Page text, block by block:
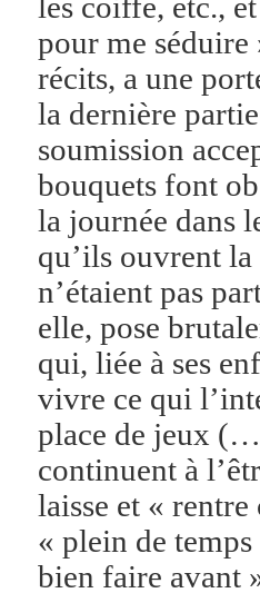
les coiffe, etc.,
pour me séduire
récits, a une
la dernière
soumission
bouquets font
la journée dans
qu’ils ouvrent
n’étaient pas
elle, pose
qui, liée à ses
vivre ce qui
place de jeux
continuent à
laisse et «
« plein de
bien faire avant